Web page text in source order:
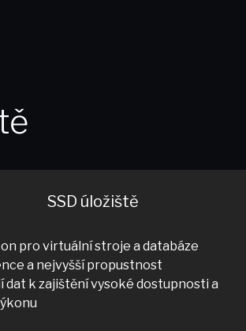
SSD úložiště
pro virtuální stroje a databáze
a nejvyšší propustnost
dat k zajištění vysoké dostupnosti a